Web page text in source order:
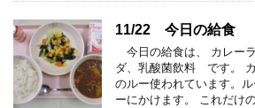
11/22 今日の給食
今日の給食は、 カレー
ダ、乳酸菌飲料 です。
のルー使われています。
ーにかけます。 これだけ